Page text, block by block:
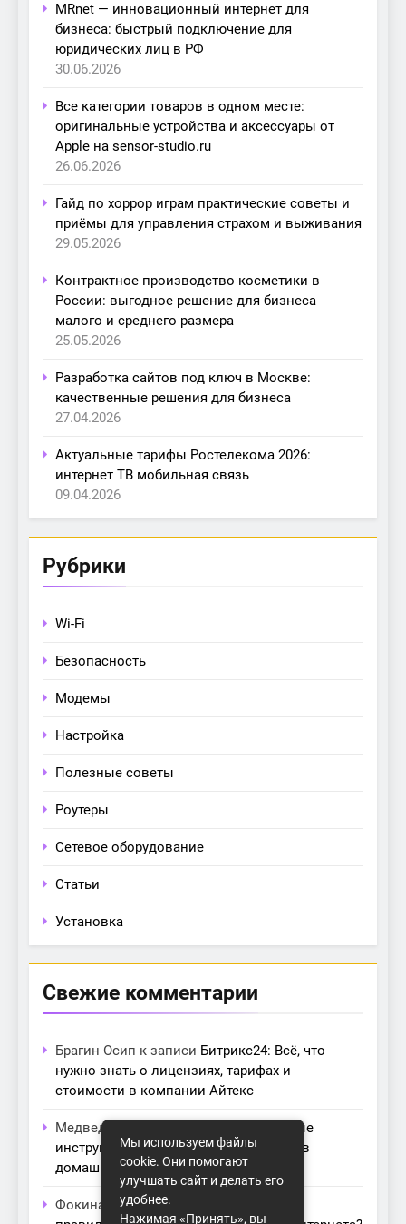
MRnet — инновационный интернет для
бизнеса: быстрый подключение для
юридических лиц в РФ
30.06.2026
Все категории товаров в одном месте:
оригинальные устройства и аксессуары от
Apple на sensor-studio.ru
26.06.2026
Гайд по хоррор играм практические советы и
приёмы для управления страхом и выживания
29.05.2026
Контрактное производство косметики в
России: выгодное решение для бизнеса
малого и среднего размера
25.05.2026
Разработка сайтов под ключ в Москве:
качественные решения для бизнеса
27.04.2026
Актуальные тарифы Ростелекома 2026:
интернет ТВ мобильная связь
09.04.2026
Рубрики
Wi-Fi
Безопасность
Модемы
Настройка
Полезные советы
Роутеры
Сетевое оборудование
Статьи
Установка
Свежие комментарии
Брагин Осип к записи Битрикс24: Всё, что
нужно знать о лицензиях, тарифах и
стоимости в компании Айтекс
Медведева Амалия
Основные
инструменты для создания серверов в
домашних условиях
Фокина Невак записи
Мы используем файлы
cookie. Они помогают
улучшать сайт и делать его
удобнее.
Нажимая «Принять», вы